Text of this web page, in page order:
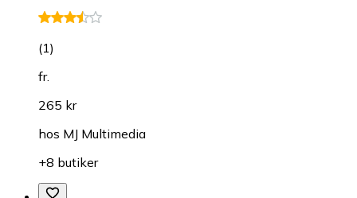
(1)
fr.
265 kr
hos MJ Multimedia
+8 butiker